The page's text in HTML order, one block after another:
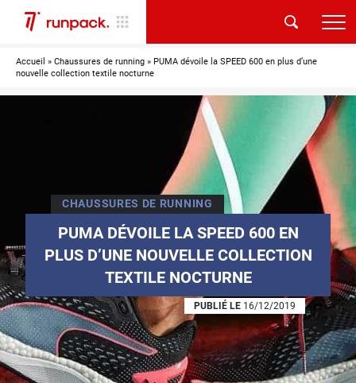
Accueil » Chaussures de running » PUMA dévoile la SPEED 600 en plus d’une
nouvelle collection textile nocturne
CHAUSSURES DE RUNNING
PUMA DÉVOILE LA SPEED 600 EN
PLUS D’UNE NOUVELLE COLLECTION
TEXTILE NOCTURNE
PUBLIÉ LE 16/12/2019